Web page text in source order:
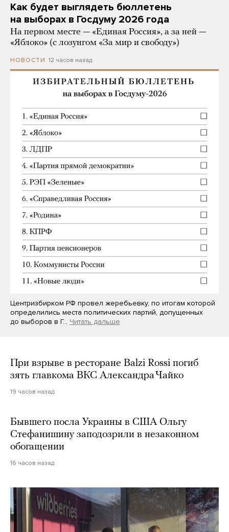
Как будет выглядеть бюллетень
на выборах в Госдуму 2026 года
На первом месте — «Единая Россия», а за ней —
«Яблоко» (с лозунгом «За мир и свободу»)
НОВОСТИ 12 часов назад
Центризбирком РФ провел жеребьевку, по итогам которой
определились места политических партий, допущенных
до выборов в Г… Читать дальше
При взрыве в ресторане Balzi Rossi погиб
зять главкома ВКС Александра Чайко
19 часов назад
Бывшего посла Украины в США Ольгу
Стефанишину заподозрили в незаконном
обогащении
16 часов назад